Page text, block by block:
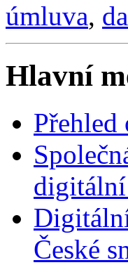
úmluva,
Hlavní
Přehled
České